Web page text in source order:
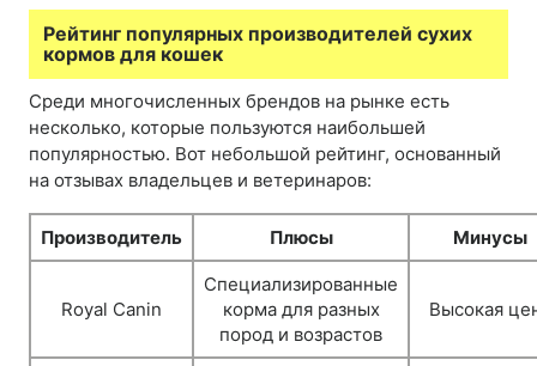
Рейтинг популярных производителей сухих
кормов для кошек
Среди многочисленных брендов на рынке есть
несколько, которые пользуются наибольшей
популярностью. Вот небольшой рейтинг, основанный
на отзывах владельцев и ветеринаров:
Производитель Плюсы Минусы
Royal Canin
Специализированные
корма для разных
пород и возрастов
Высокая